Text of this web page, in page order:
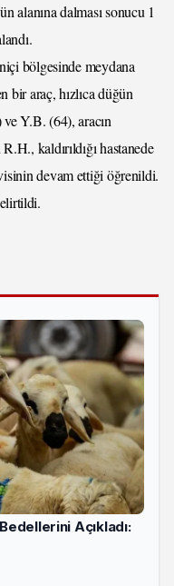
alanına dalması sonucu 1
bölgesinde meydana
bir araç, hızlıca düğün
Y.B. (64), aracın
kaldırıldığı hastanede
devam ettiği öğrenildi.
Açıkladı: